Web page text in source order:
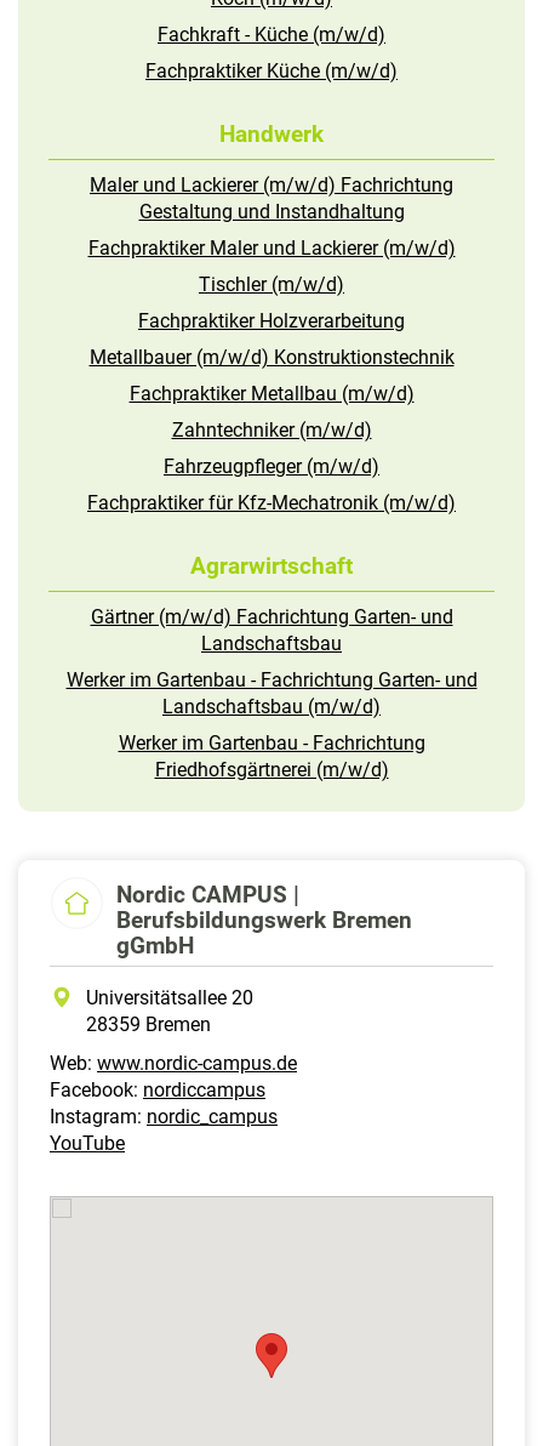
Fachkraft - Küche (m/w/d)
Fachpraktiker Küche (m/w/d)
Handwerk
Maler und Lackierer (m/w/d) Fachrichtung
Gestaltung und Instandhaltung
Fachpraktiker Maler und Lackierer (m/w/d)
Tischler (m/w/d)
Fachpraktiker Holzverarbeitung
Metallbauer (m/w/d) Konstruktionstechnik
Fachpraktiker Metallbau (m/w/d)
Zahntechniker (m/w/d)
Fahrzeugpfleger (m/w/d)
Fachpraktiker für Kfz-Mechatronik (m/w/d)
Agrarwirtschaft
Gärtner (m/w/d) Fachrichtung Garten- und
Landschaftsbau
Werker im Gartenbau - Fachrichtung Garten- und
Landschaftsbau (m/w/d)
Werker im Gartenbau - Fachrichtung
Friedhofsgärtnerei (m/w/d)
Nordic CAMPUS |
Berufsbildungswerk Bremen
gGmbH
Universitätsallee 20
28359 Bremen
Web: www.nordic-campus.de
Facebook: nordiccampus
Instagram: nordic_campus
YouTube